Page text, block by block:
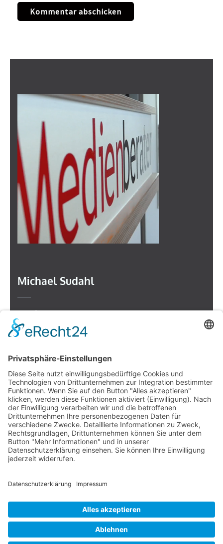
Michael Sudahl
Beethovenstr. 4
73614 Schorndorf
Telefon: 07181 477 9998
Leonhard Fromm
Goethestr. 27
73614 Schorndorf
Telefon. 07181 4769906
E-Mail:fromm@der-medienberater.de
Der Medienberater|Impressum